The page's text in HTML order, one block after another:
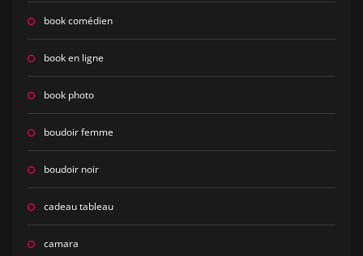
book comédien
book en ligne
book photo
boudoir femme
boudoir noir
cadeau tableau
camara